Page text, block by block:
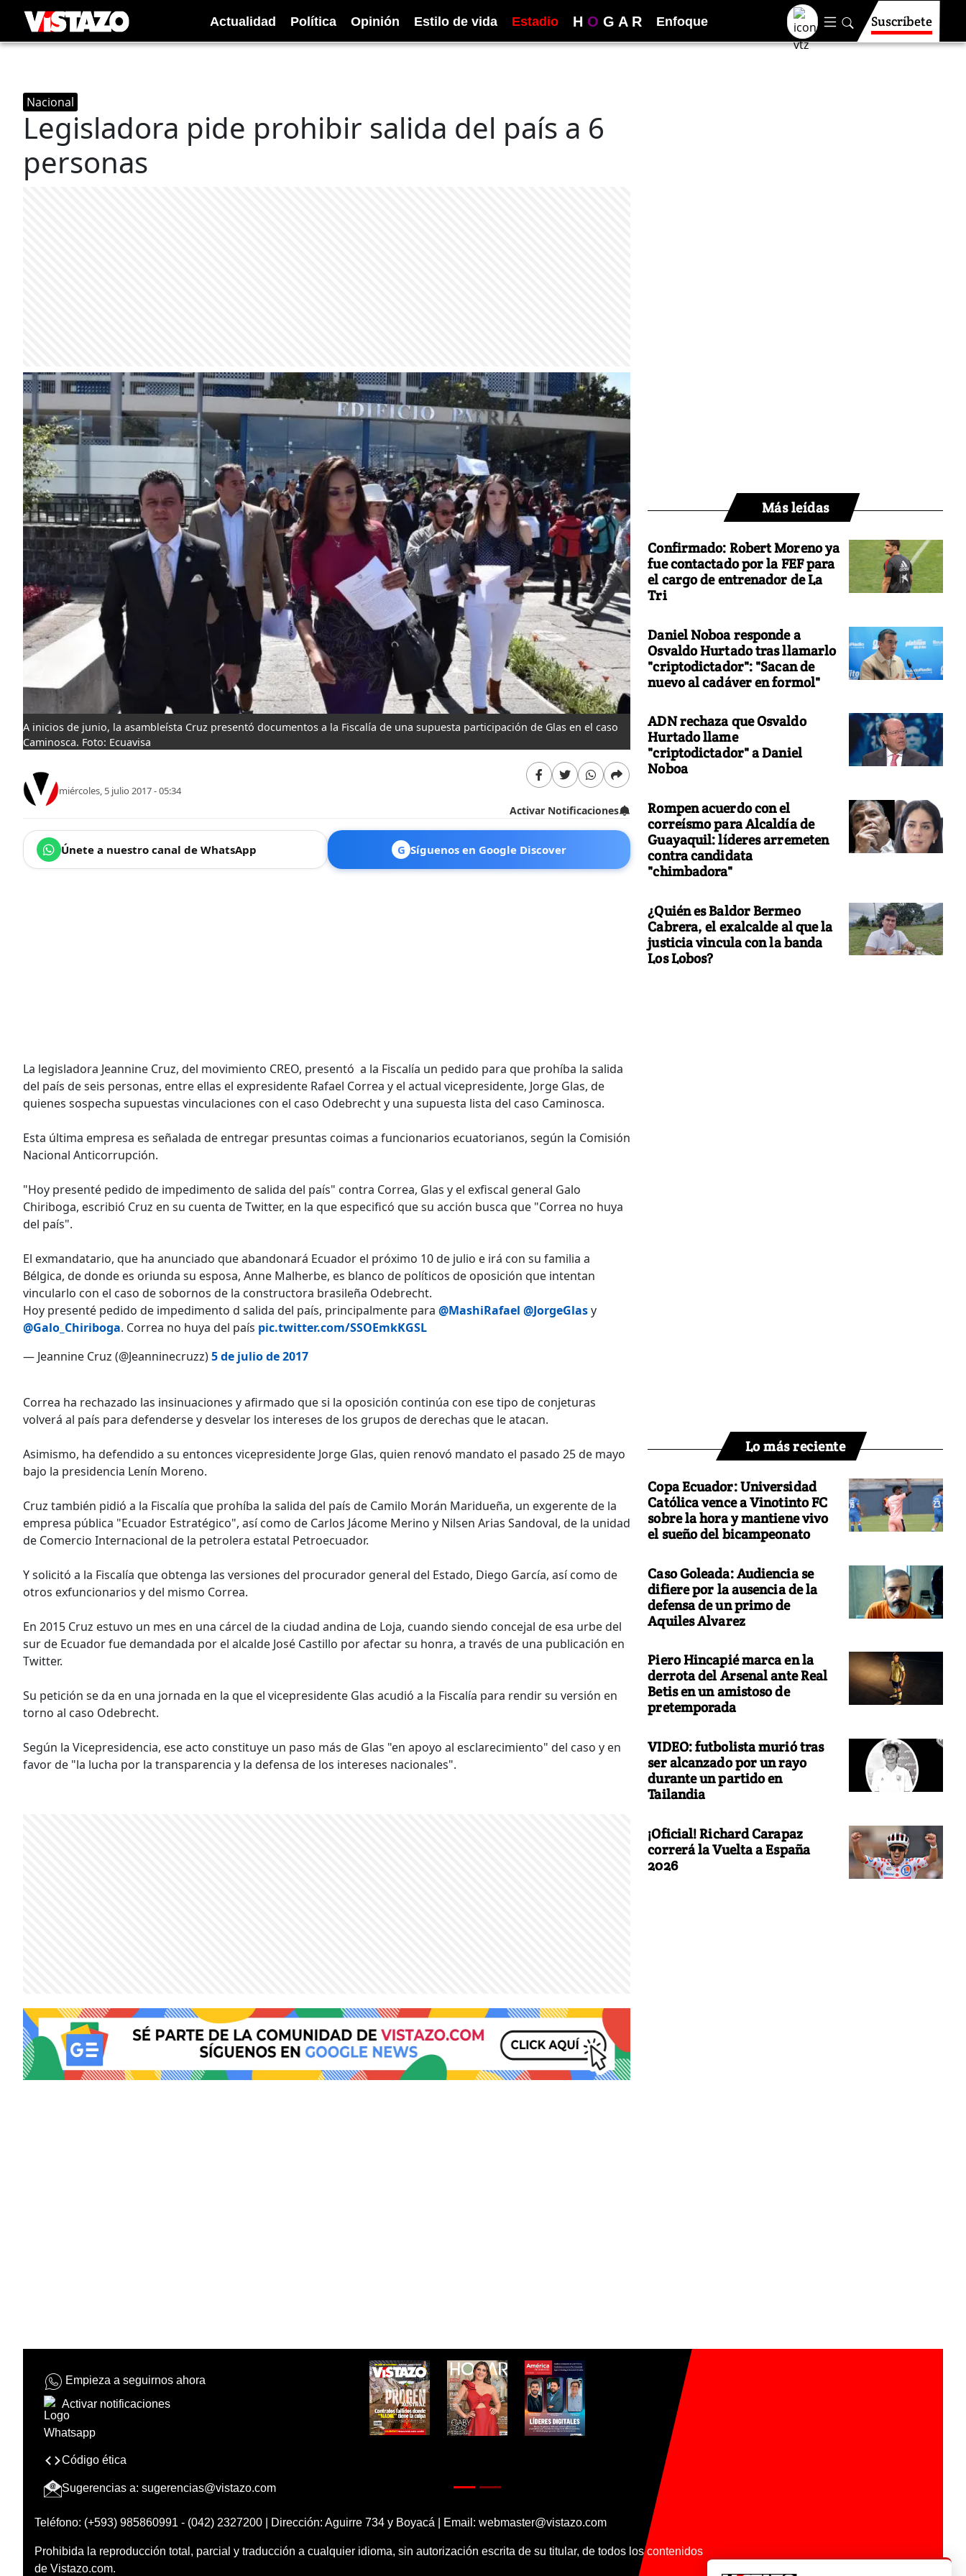
Actualidad Política Opinión Estilo de vida Estadio H O G A R Enfoque Suscríbete
Nacional
Legisladora pide prohibir salida del país a 6
personas
A inicios de junio, la asambleísta Cruz presentó documentos a la Fiscalía de una supuesta participación de Glas en el caso
Caminosca. Foto: Ecuavisa
miércoles, 5 julio 2017 - 05:34
Activar Notificaciones
Únete a nuestro canal de WhatsApp G Síguenos en Google Discover
La legisladora Jeannine Cruz, del movimiento CREO, presentó a la Fiscalía un pedido para que prohíba la salida
del país de seis personas, entre ellas el expresidente Rafael Correa y el actual vicepresidente, Jorge Glas, de
quienes sospecha supuestas vinculaciones con el caso Odebrecht y una supuesta lista del caso Caminosca.
Esta última empresa es señalada de entregar presuntas coimas a funcionarios ecuatorianos, según la Comisión
Nacional Anticorrupción.
"Hoy presenté pedido de impedimento de salida del país" contra Correa, Glas y el exfiscal general Galo
Chiriboga, escribió Cruz en su cuenta de Twitter, en la que especificó que su acción busca que "Correa no huya
del país".
El exmandatario, que ha anunciado que abandonará Ecuador el próximo 10 de julio e irá con su familia a
Bélgica, de donde es oriunda su esposa, Anne Malherbe, es blanco de políticos de oposición que intentan
vincularlo con el caso de sobornos de la constructora brasileña Odebrecht.
Hoy presenté pedido de impedimento d salida del país, principalmente para @MashiRafael @JorgeGlasy
@Galo_Chiriboga. Correa no huya del país pic.twitter.com/SSOEmkKGSL
— Jeannine Cruz (@Jeanninecruzz)5 de julio de 2017
Correa ha rechazado las insinuaciones y afirmado que si la oposición continúa con ese tipo de conjeturas
volverá al país para defenderse y desvelar los intereses de los grupos de derechas que le atacan.
Asimismo, ha defendido a su entonces vicepresidente Jorge Glas, quien renovó mandato el pasado 25 de mayo
bajo la presidencia Lenín Moreno.
Cruz también pidió a la Fiscalía que prohíba la salida del país de Camilo Morán Maridueña, un exgerente de la
empresa pública "Ecuador Estratégico", así como de Carlos Jácome Merino y Nilsen Arias Sandoval, de la unidad
de Comercio Internacional de la petrolera estatal Petroecuador.
Y solicitó a la Fiscalía que obtenga las versiones del procurador general del Estado, Diego García, así como de
otros exfuncionarios y del mismo Correa.
En 2015 Cruz estuvo un mes en una cárcel de la ciudad andina de Loja, cuando siendo concejal de esa urbe del
sur de Ecuador fue demandada por el alcalde José Castillo por afectar su honra, a través de una publicación en
Twitter.
Su petición se da en una jornada en la que el vicepresidente Glas acudió a la Fiscalía para rendir su versión en
torno al caso Odebrecht.
Según la Vicepresidencia, ese acto constituye un paso más de Glas "en apoyo al esclarecimiento" del caso y en
favor de "la lucha por la transparencia y la defensa de los intereses nacionales".
Más leídas
Confirmado: Robert Moreno ya
fue contactado por la FEF para
el cargo de entrenador de La
Tri
Daniel Noboa responde a
Osvaldo Hurtado tras llamarlo
"criptodictador": "Sacan de
nuevo al cadáver en formol"
ADN rechaza que Osvaldo
Hurtado llame
"criptodictador" a Daniel
Noboa
Rompen acuerdo con el
correísmo para Alcaldía de
Guayaquil: líderes arremeten
contra candidata
"chimbadora"
¿Quién es Baldor Bermeo
Cabrera, el exalcalde al que la
justicia vincula con la banda
Los Lobos?
Lo más reciente
Copa Ecuador: Universidad
Católica vence a Vinotinto FC
sobre la hora y mantiene vivo
el sueño del bicampeonato
Caso Goleada: Audiencia se
difiere por la ausencia de la
defensa de un primo de
Aquiles Alvarez
Piero Hincapié marca en la
derrota del Arsenal ante Real
Betis en un amistoso de
pretemporada
VIDEO: futbolista murió tras
ser alcanzado por un rayo
durante un partido en
Tailandia
¡Oficial! Richard Carapaz
correrá la Vuelta a España
2026
Empieza a seguirnos ahora
Activar notificaciones
Código ética
Sugerencias a: sugerencias@vistazo.com
Teléfono: (+593) 985860991 - (042) 2327200 | Dirección: Aguirre 734 y Boyacá | Email: webmaster@vistazo.com
Prohibida la reproducción total, parcial y traducción a cualquier idioma, sin autorización escrita de su titular, de todos los contenidos
de Vistazo.com.